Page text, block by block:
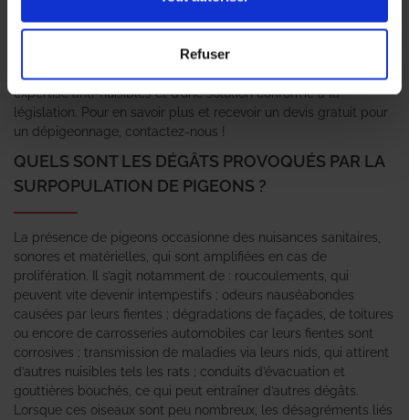
Refuser
vigueur, notamment en matière de bien-être animal. Dans notre
société, nous utilisons uniquement des techniques légales, qui
sont mises en place par nos techniciens expérimentés. Ainsi, en
vous adressant à notre équipe, vous bénéficiez de notre
expertise anti-nuisibles et d’une solution conforme à la
législation. Pour en savoir plus et recevoir un devis gratuit pour
un dépigeonnage, contactez-nous !
QUELS SONT LES DÉGÂTS PROVOQUÉS PAR LA
SURPOPULATION DE PIGEONS ?
La présence de pigeons occasionne des nuisances sanitaires,
sonores et matérielles, qui sont amplifiées en cas de
prolifération. Il s’agit notamment de : roucoulements, qui
peuvent vite devenir intempestifs ; odeurs nauséabondes
causées par leurs fientes ; dégradations de façades, de toitures
ou encore de carrosseries automobiles car leurs fientes sont
corrosives ; transmission de maladies via leurs nids, qui attirent
d’autres nuisibles tels les rats ; conduits d’évacuation et
gouttières bouchés, ce qui peut entraîner d’autres dégâts.
Lorsque ces oiseaux sont peu nombreux, les désagréments liés